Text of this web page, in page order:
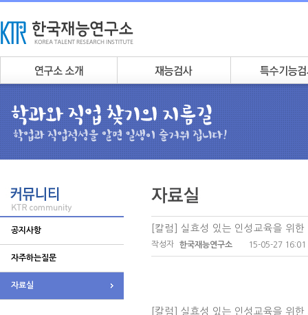
공지사항
자주하는질문
자료실
[칼럼] 실효성 있는 인성교육을 위한
작성자 한국재능연구소 15-05-27 16:01
[칼럼] 실효성 있는 인성교육을 위한